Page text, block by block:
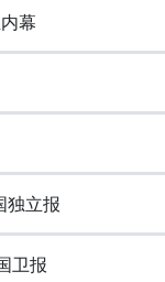
幕
立报
卫报